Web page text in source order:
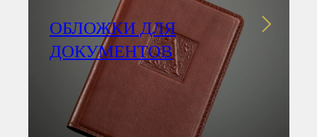
ОБЛОЖКИ ДЛЯ
ДОКУМЕНТОВ